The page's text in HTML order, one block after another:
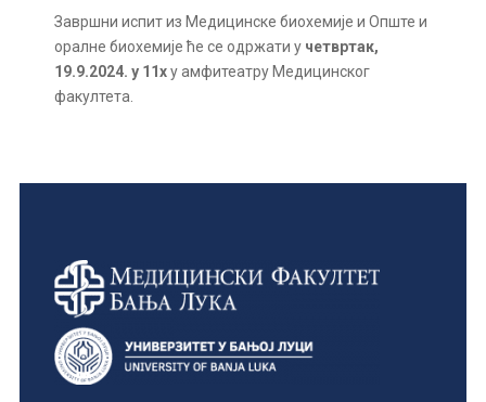
Завршни испит из Медицинске биохемије и Опште и
оралне биохемије ће се одржати у четвртак,
19.9.2024. у 11ху амфитеатру Медицинског
факултета.